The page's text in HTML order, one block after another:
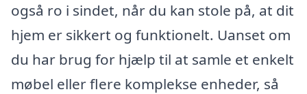
også ro i sindet, når du kan stole på, at dit
hjem er sikkert og funktionelt. Uanset om
du har brug for hjælp til at samle et enkelt
møbel eller flere komplekse enheder, så